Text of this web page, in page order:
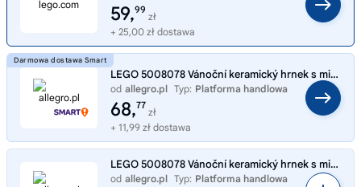
59,99
zł
+ 25,00 zł dostawa
LEGO 5008078 Vánoční keramický hrnek s minifigurkami
od allegro.pl Typ: Platforma handlowa
68,77
zł
+ 11,99 zł dostawa
LEGO 5008078 Vánoční keramický hrnek s minifigurkami
od allegro.pl Typ: Platforma handlowa